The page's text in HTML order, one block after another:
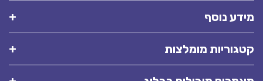
מידע נוסף
קטגוריות מומלצות